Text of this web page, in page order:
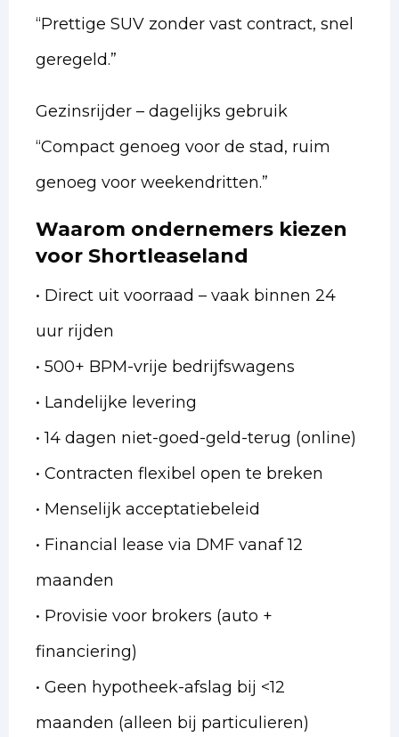
“Prettige SUV zonder vast contract, snel
geregeld.”
Gezinsrijder – dagelijks gebruik
“Compact genoeg voor de stad, ruim
genoeg voor weekendritten.”
Waarom ondernemers kiezen
voor Shortleaseland
• Direct uit voorraad – vaak binnen 24
uur rijden
• 500+ BPM-vrije bedrijfswagens
• Landelijke levering
• 14 dagen niet-goed-geld-terug (online)
• Contracten flexibel open te breken
• Menselijk acceptatiebeleid
• Financial lease via DMF vanaf 12
maanden
• Provisie voor brokers (auto +
financiering)
• Geen hypotheek-afslag bij <12
maanden (alleen bij particulieren)